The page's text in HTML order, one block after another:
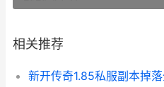
相关推荐